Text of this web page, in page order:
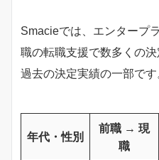
Smacieでは、エンタープ
職の転職支援で数多くの
過去の決定実績の一部です
年代・性別
前職 → 現
職